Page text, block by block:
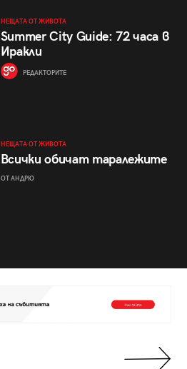
НЕЩАТА ОТ ЖИВОТА
Summer City Guide: 72 часа в
Иракли
РЕДАКТОРИТЕ
НЕЩАТА ОТ ЖИВОТА
Всички обичат таралежите
ОТ АНДРЮ